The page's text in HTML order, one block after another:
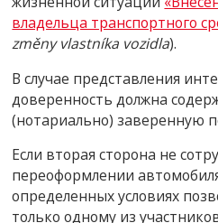
владельца транспортного
změny vlastníka vozidla).
В случае представления
доверенность должна
(нотариально) заверенную
Если вторая сторона не
переоформлении
определенных условиях
только одному из